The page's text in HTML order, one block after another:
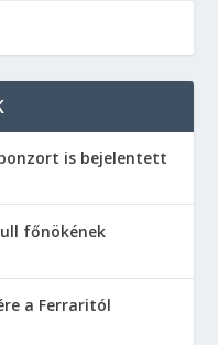
is bejelentett
főnökének
a Ferraritól